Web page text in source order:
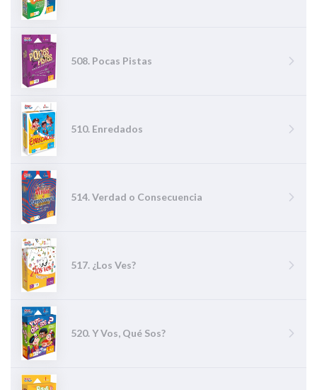
508. Pocas Pistas
510. Enredados
514. Verdad o Consecuencia
517. ¿Los Ves?
520. Y Vos, Qué Sos?